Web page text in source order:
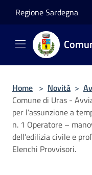
Regione Sardegna
Home > Novità >
Comune di Uras -
per l’assunzione a
n. 1 Operatore –
dell’edilizia civile e
Elenchi Provvisori.